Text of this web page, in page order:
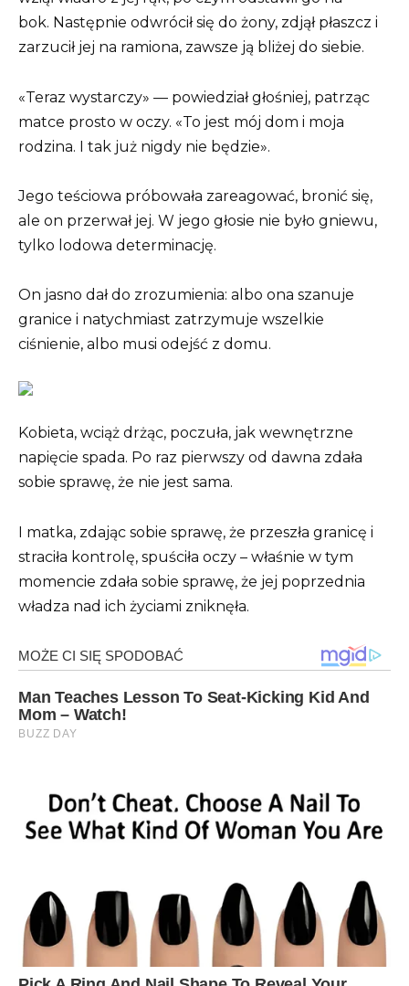
bok. Następnie odwrócił się do żony, zdjął płaszcz i
zarzucił jej na ramiona, zawsze ją bliżej do siebie.
«Teraz wystarczy» — powiedział głośniej, patrząc
matce prosto w oczy. «To jest mój dom i moja
rodzina. I tak już nigdy nie będzie».
Jego teściowa próbowała zareagować, bronić się,
ale on przerwał jej. W jego głosie nie było gniewu,
tylko lodowa determinację.
On jasno dał do zrozumienia: albo ona szanuje
granice i natychmiast zatrzymuje wszelkie
ciśnienie, albo musi odejść z domu.
Kobieta, wciąż drżąc, poczuła, jak wewnętrzne
napięcie spada. Po raz pierwszy od dawna zdała
sobie sprawę, że nie jest sama.
I matka, zdając sobie sprawę, że przeszła granicę i
straciła kontrolę, spuściła oczy – właśnie w tym
momencie zdała sobie sprawę, że jej poprzednia
władza nad ich życiami zniknęła.